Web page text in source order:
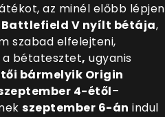
az minél előbb lépjen
V nyílt bétája,
szabad elfelejteni,
a bétatesztet, ugyanis
bármelyik Origin
4-étől–
szeptember 6-án indul